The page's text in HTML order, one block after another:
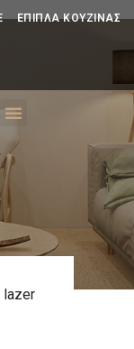
ΕΠΙΠΛΑ ΚΟΥΖΙΝΑΣ